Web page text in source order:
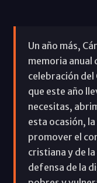
Un año más,
memoria anual
celebración del
que este año
necesitas,
esta ocasión,
promover el
cristiana y de
defensa de la